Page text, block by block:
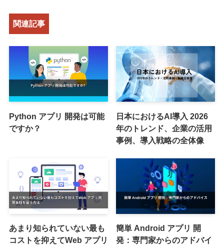
関連記事
Python アプリ 開発は可能
ですか？
日本におけるAI導入 2026
年のトレンド、企業の活用
事例、導入戦略の全体像
あまり知られていない最も
コストを抑えてWeb アプリ
簡単 Android アプリ 開
発：専門家からのアドバイ